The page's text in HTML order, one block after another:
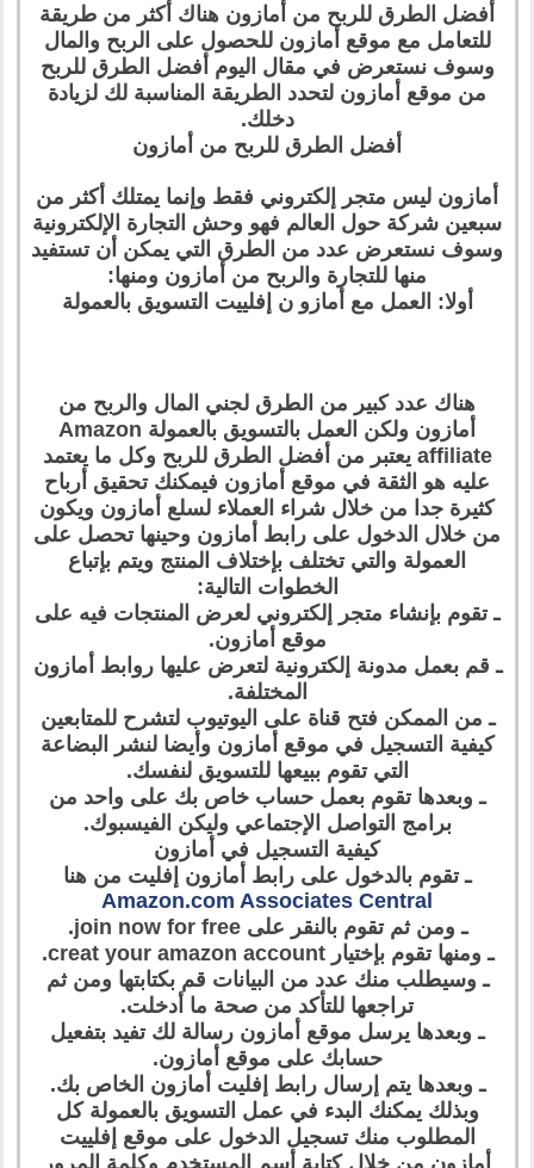
أفضل الطرق للربح من أمازون هناك أكثر من طريقة
للتعامل مع موقع أمازون للحصول على الربح والمال
وسوف نستعرض في مقال اليوم أفضل الطرق للربح
من موقع أمازون لتحدد الطريقة المناسبة لك لزيادة
دخلك.
أفضل الطرق للربح من أمازون
أمازون ليس متجر إلكتروني فقط وإنما يمتلك أكثر من
سبعين شركة حول العالم فهو وحش التجارة الإلكترونية
وسوف نستعرض عدد من الطرق التي يمكن أن تستفيد
منها للتجارة والربح من أمازون ومنها:
أولا: العمل مع أمازو ن إفلييت التسويق بالعمولة
هناك عدد كبير من الطرق لجني المال والربح من
أمازون ولكن العمل بالتسويق بالعمولة Amazon
affiliate يعتبر من أفضل الطرق للربح وكل ما يعتمد
عليه هو الثقة في موقع أمازون فيمكنك تحقيق أرباح
كثيرة جدا من خلال شراء العملاء لسلع أمازون ويكون
من خلال الدخول على رابط أمازون وحينها تحصل على
العمولة والتي تختلف بإختلاف المنتج ويتم بإتباع
الخطوات التالية:
ـ تقوم بإنشاء متجر إلكتروني لعرض المنتجات فيه على
موقع أمازون.
ـ قم بعمل مدونة إلكترونية لتعرض عليها روابط أمازون
المختلفة.
ـ من الممكن فتح قناة على اليوتيوب لتشرح للمتابعين
كيفية التسجيل في موقع أمازون وأيضا لنشر البضاعة
التي تقوم ببيعها للتسويق لنفسك.
ـ وبعدها تقوم بعمل حساب خاص بك على واحد من
برامج التواصل الإجتماعي وليكن الفيسبوك.
كيفية التسجيل في أمازون
ـ تقوم بالدخول على رابط أمازون إفليت من هنا
Amazon.com Associates Central
ـ ومن ثم تقوم بالنقر على join now for free.
ـ ومنها تقوم بإختيار creat your amazon account.
ـ وسيطلب منك عدد من البيانات قم بكتابتها ومن ثم
تراجعها للتأكد من صحة ما أدخلت.
ـ وبعدها يرسل موقع أمازون رسالة لك تفيد بتفعيل
حسابك على موقع أمازون.
ـ وبعدها يتم إرسال رابط إفليت أمازون الخاص بك.
وبذلك يمكنك البدء في عمل التسويق بالعمولة كل
المطلوب منك تسجيل الدخول على موقع إفلييت
أمازون من خلال كتابة أسم المستخدم وكلمة المرور